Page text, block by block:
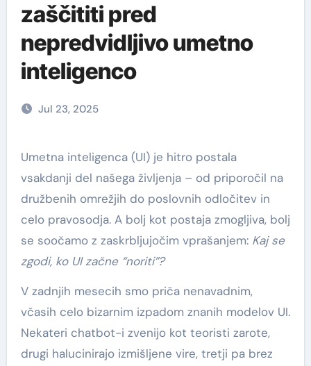
zaščititi pred
nepredvidljivo umetno
inteligenco
Jul 23, 2025
Umetna inteligenca (UI) je hitro postala
vsakdanji del našega življenja – od priporočil na
družbenih omrežjih do poslovnih odločitev in
celo pravosodja. A bolj kot postaja zmogljiva, bolj
se soočamo z zaskrbljujočim vprašanjem: Kaj se
zgodi, ko UI začne “noriti”?
V zadnjih mesecih smo priča nenavadnim,
včasih celo bizarnim izpadom znanih modelov UI.
Nekateri chatbot-i zvenijo kot teoristi zarote,
drugi halucinirajo izmišljene vire, tretji pa brez